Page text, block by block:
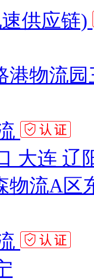
供应链)
港物流
大连 辽
物流A区